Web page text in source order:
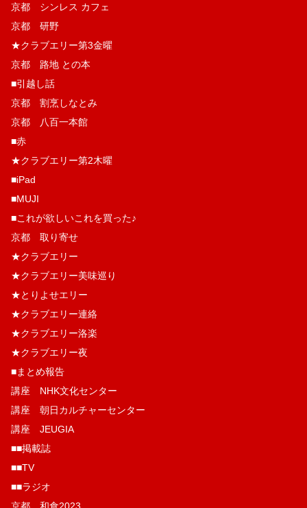
京都 シンレス カフェ
京都 研野
★クラブエリー第3金曜
京都 路地 との本
■引越し話
京都 割烹しなとみ
京都 八百一本館
■赤
★クラブエリー第2木曜
■iPad
■MUJI
■これが欲しいこれを買った♪
京都 取り寄せ
★クラブエリー
★クラブエリー美味巡り
★とりよせエリー
★クラブエリー連絡
★クラブエリー洛楽
★クラブエリー夜
■まとめ報告
講座 NHK文化センター
講座 朝日カルチャーセンター
講座 JEUGIA
■■掲載誌
■■TV
■■ラジオ